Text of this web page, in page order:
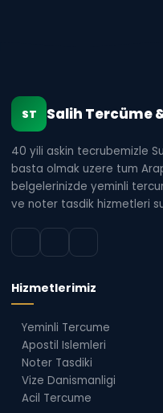
ST Salih Tercüme
40 yili askin tecrubemizle
basta olmak uzere tum
belgelerinizde yeminli
ve noter tasdik hizmetleri
Hizmetlerimiz
Yeminli Tercume
Apostil Islemleri
Noter Tasdiki
Vize Danismanligi
Acil Tercume